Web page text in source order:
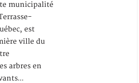
municipalité
est
ville du
arbres en